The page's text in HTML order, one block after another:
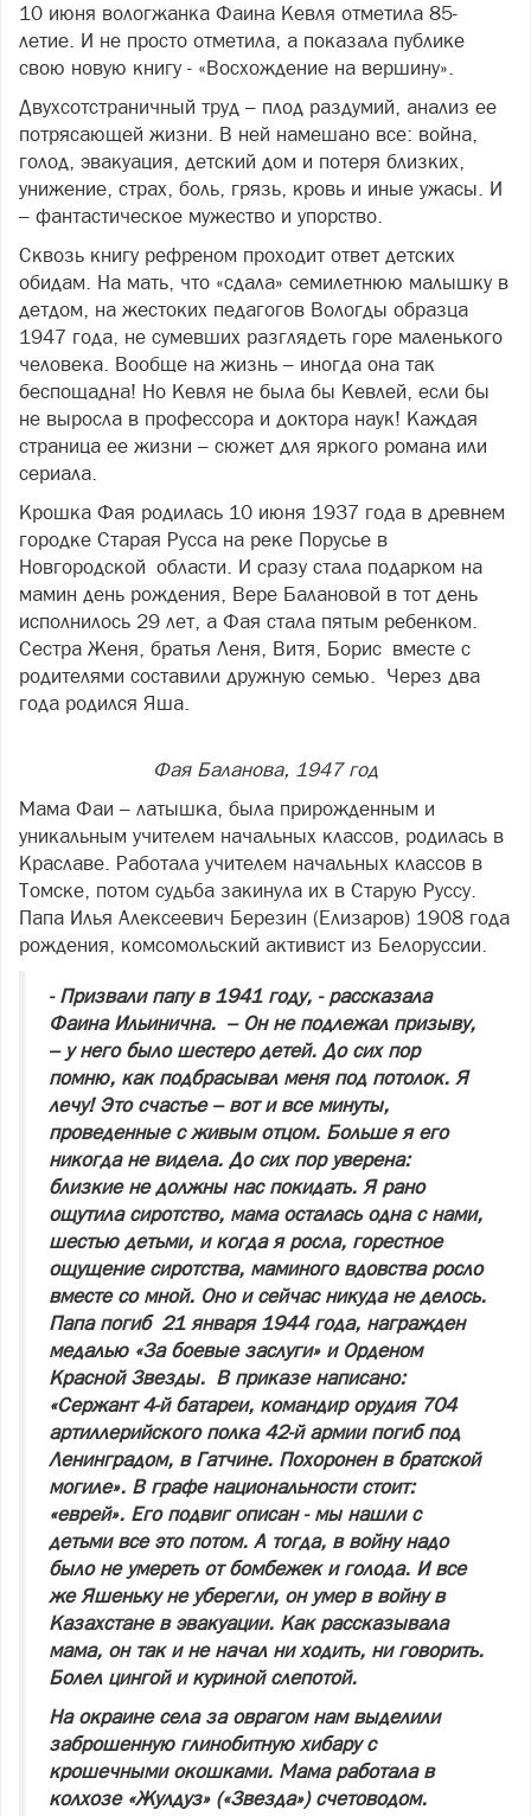
10 июня вологжанка Фаина Кевля отметила 85-
летие. И не просто отметила, а показала публике
свою новую книгу - «Восхождение на вершину».
Двухсотстраничный труд – плод раздумий, анализ ее
потрясающей жизни. В ней намешано все: война,
голод, эвакуация, детский дом и потеря близких,
унижение, страх, боль, грязь, кровь и иные ужасы. И
– фантастическое мужество и упорство.
Сквозь книгу рефреном проходит ответ детских
обидам. На мать, что «сдала» семилетнюю малышку в
детдом, на жестоких педагогов Вологды образца
1947 года, не сумевших разглядеть горе маленького
человека. Вообще на жизнь – иногда она так
беспощадна! Но Кевля не была бы Кевлей, если бы
не выросла в профессора и доктора наук! Каждая
страница ее жизни – сюжет для яркого романа или
сериала.
Крошка Фая родилась 10 июня 1937 года в древнем
городке Старая Русса на реке Порусье в
Новгородской области. И сразу стала подарком на
мамин день рождения, Вере Балановой в тот день
исполнилось 29 лет, а Фая стала пятым ребенком.
Сестра Женя, братья Леня, Витя, Борис вместе с
родителями составили дружную семью. Через два
года родился Яша.
Фая Баланова, 1947 год
Мама Фаи – латышка, была прирожденным и
уникальным учителем начальных классов, родилась в
Краславе. Работала учителем начальных классов в
Томске, потом судьба закинула их в Старую Руссу.
Папа Илья Алексеевич Березин (Елизаров) 1908 года
рождения, комсомольский активист из Белоруссии.
- Призвали папу в 1941 году, - рассказала
Фаина Ильинична. – Он не подлежал призыву,
– у него было шестеро детей. До сих пор
помню, как подбрасывал меня под потолок. Я
лечу! Это счастье – вот и все минуты,
проведенные с живым отцом. Больше я его
никогда не видела. До сих пор уверена:
близкие не должны нас покидать. Я рано
ощутила сиротство, мама осталась одна с нами,
шестью детьми, и когда я росла, горестное
ощущение сиротства, маминого вдовства росло
вместе со мной. Оно и сейчас никуда не делось.
Папа погиб 21 января 1944 года, награжден
медалью «За боевые заслуги» и Орденом
Красной Звезды. В приказе написано:
«Сержант 4-й батареи, командир орудия 704
артиллерийского полка 42-й армии погиб под
Ленинградом, в Гатчине. Похоронен в братской
могиле». В графе национальности стоит:
«еврей». Его подвиг описан - мы нашли с
детьми все это потом. А тогда, в войну надо
было не умереть от бомбежек и голода. И все
же Яшеньку не уберегли, он умер в войну в
Казахстане в эвакуации. Как рассказывала
мама, он так и не начал ни ходить, ни говорить.
Болел цингой и куриной слепотой.
На окраине села за оврагом нам выделили
заброшенную глинобитную хибару с
крошечными окошками. Мама работала в
колхозе «Жулдуз» («Звезда») счетоводом.